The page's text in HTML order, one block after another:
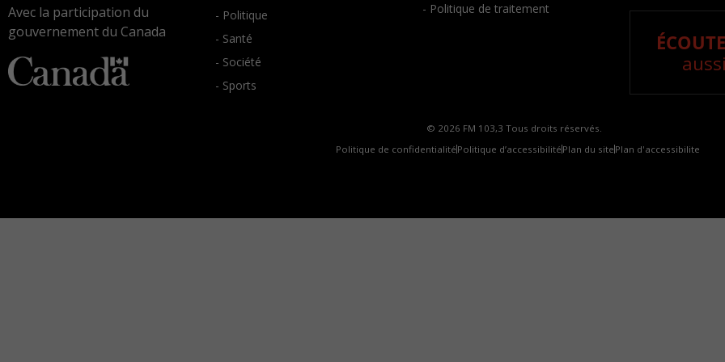
Avec la participation du
gouvernement du Canada
- Politique
- Santé
- Société
- Sports
- Politique de traitement
© 2026 FM 103,3 Tous droits réservés.
Politique de confidentialité Politique d’accessibilité Plan du site Plan d'accessibilite